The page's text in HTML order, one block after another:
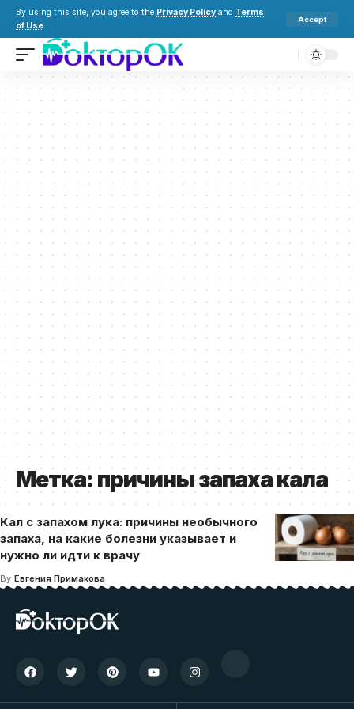
By using this site, you agree to the Privacy Policy and Terms
of Use.
Accept
Метка: причины запаха кала
Кал с запахом лука: причины необычного
запаха, на какие болезни указывает и
нужно ли идти к врачу
By Евгения Примакова